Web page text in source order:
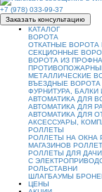
+7 (978) 033-99-37
Заказать консультацию
КАТАЛОГ
ВОРОТА
ОТКАТНЫЕ ВОРОТА
СЕКЦИОННЫЕ
ВОРОТА ИЗ
МЕТАЛЛИЧЕСКИЕ
ВЪЕЗДНЫЕ ВОРОТА
ФУРНИТУРА,
АВТОМАТИКА ДЛЯ
АВТОМАТИКА ДЛЯ
АВТОМАТИКА ДЛЯ
АКСЕССУАРЫ,
РОЛЛЕТЫ
РОЛЛЕТЫ НА ОКНА
МАГАЗИНОВ
РОЛЛЕТЫ ДЛЯ ДАЧИ
С
РОЛЬСТАВНИ
ШЛАГБАУМЫ
ЦЕНЫ